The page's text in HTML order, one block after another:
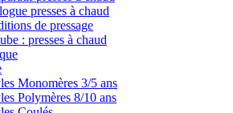
presses à chaud
de pressage
: presses à chaud
Monomères 3/5 ans
Polymères 8/10 ans